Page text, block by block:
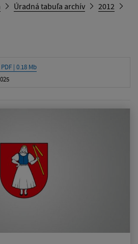
Úradná tabuľa archív
2012
| 0.18 Mb